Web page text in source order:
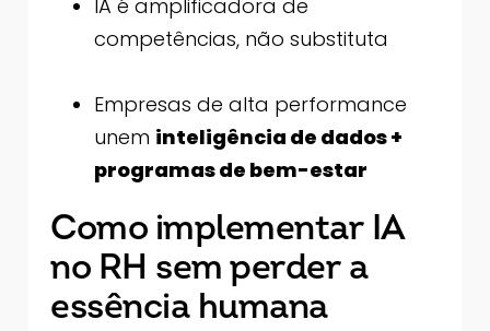
IA é amplificadora de
competências, não substituta
Empresas de alta performance
unem inteligência de dados +
programas de bem-estar
Como implementar IA
no RH sem perder a
essência humana